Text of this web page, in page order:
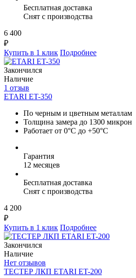
Бесплатная доставка
Снят с производства
6 400
₽
Купить в 1 клик Подробнее
Закончился
Наличие
1 отзыв
ETARI ET-350
По черным и цветным металлам
Толщина замера до 1300 микрон
Работает от 0°C до +50°C
Гарантия
12 месяцев
Бесплатная доставка
Снят с производства
4 200
₽
Купить в 1 клик Подробнее
Закончился
Наличие
Нет отзывов
ТЕСТЕР ЛКП ETARI ET-200